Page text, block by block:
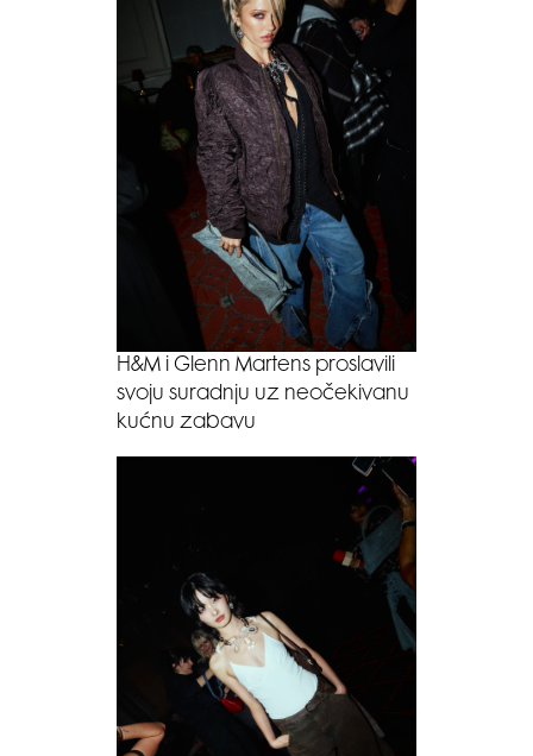
H&M i Glenn Martens proslavili
svoju suradnju uz neočekivanu
kućnu zabavu